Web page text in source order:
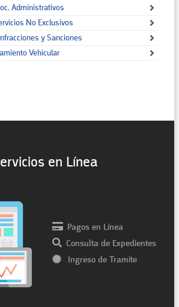
Administrativos
No Exclusivos
y Sanciones
Vehicular
en Línea
Pagos en Línea
Consulta de Expedientes
Ingreso de Tramite